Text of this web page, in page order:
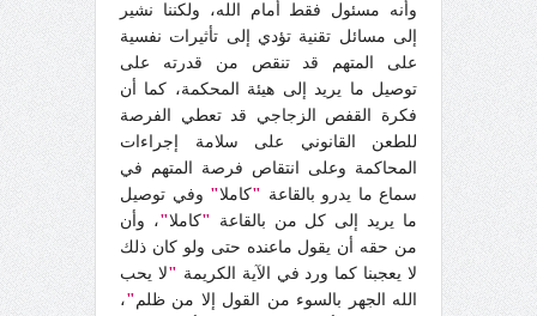
وأنه مسئول فقط أمام الله، ولكننا نشير
إلى مسائل تقنية تؤدي إلى تأثيرات نفسية
على المتهم قد تنقص من قدرته على
توصيل ما يريد إلى هيئة المحكمة، كما أن
فكرة القفص الزجاجي قد تعطي الفرصة
للطعن القانوني على سلامة إجراءات
المحاكمة وعلى انتقاص فرصة المتهم في
سماع ما يدرو بالقاعة "كاملا" وفي توصيل
ما يريد إلى كل من بالقاعة "كاملا"، وأن
من حقه أن يقول ماعنده حتى ولو كان ذلك
لا يعجبنا كما ورد في الآية الكريمة "لا يحب
الله الجهر بالسوء من القول إلا من ظلم"،